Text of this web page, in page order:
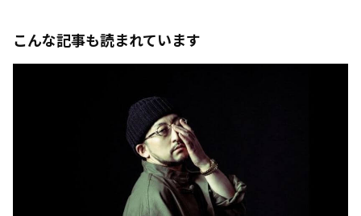
こんな記事も読まれています